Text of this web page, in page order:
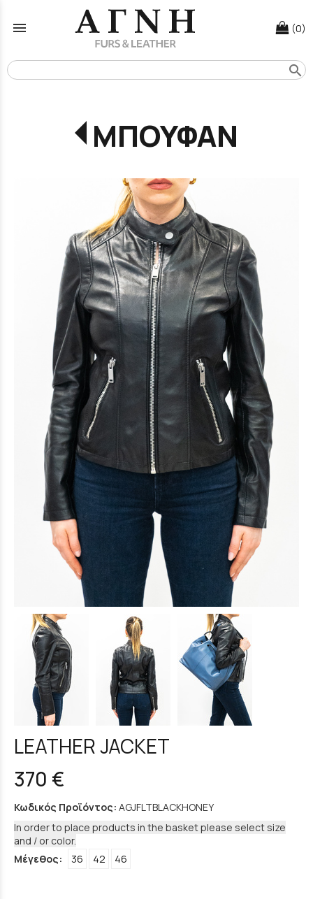
menu (0)
search
ΜΠΟΥΦΑΝ
LEATHER JACKET
370 €
Κωδικός Προϊόντος: AGJFLTBLACKHONEY
In order to place products in the basket please select size
and / or color.
Μέγεθος:
36 42 46